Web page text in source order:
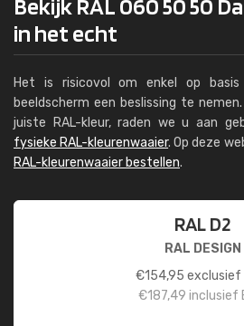
Bekijk RAL 060 50 50
in het echt
Het is risicovol om enkel op
beeldscherm een beslissing te
juiste RAL-kleur, raden we u aan
fysieke RAL-kleurenwaaier. Op deze
RAL-kleurenwaaier bestellen.
RAL D2
RAL DESIGN
€154,95 exclusief
€187,49 inclusief